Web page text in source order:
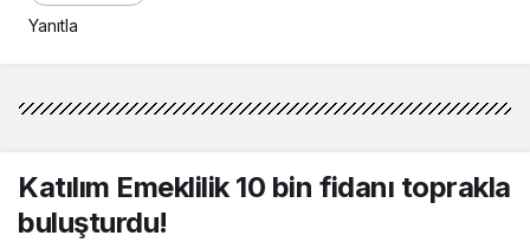
Yanıtla
Katılım Emeklilik 10 bin fidanı toprakla
buluşturdu!